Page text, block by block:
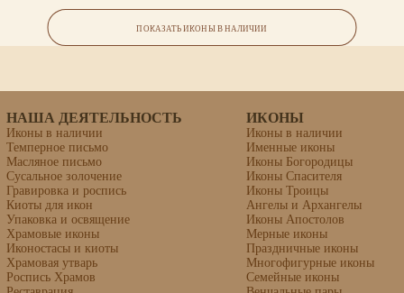
Икона «Кирилл Новоезерский,
преподобный»
ПОКАЗАТЬ ИКОНЫ В НАЛИЧИИ
НАША ДЕЯТЕЛЬНОСТЬ
Иконы в наличии
Темперное письмо
Масляное письмо
Сусальное золочение
Гравировка и роспись
Киоты для икон
Упаковка и освящение
Храмовые иконы
Иконостасы и киоты
Храмовая утварь
Роспись Храмов
ИКОНЫ
Иконы в наличии
Именные иконы
Иконы Богородицы
Иконы Спасителя
Иконы Троицы
Ангелы и Архангелы
Иконы Апостолов
Мерные иконы
Праздничные иконы
Многофигурные иконы
Семейные иконы